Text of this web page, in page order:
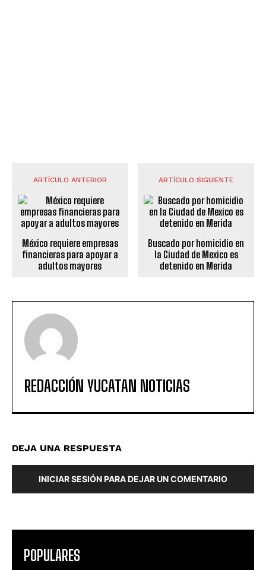
ARTÍCULO ANTERIOR
México requiere empresas
financieras para apoyar a
adultos mayores
ARTÍCULO SIGUIENTE
Buscado por homicidio en
la Ciudad de Mexico es
detenido en Merida
REDACCIÓN YUCATAN NOTICIAS
DEJA UNA RESPUESTA
INICIAR SESIÓN PARA DEJAR UN COMENTARIO
POPULARES